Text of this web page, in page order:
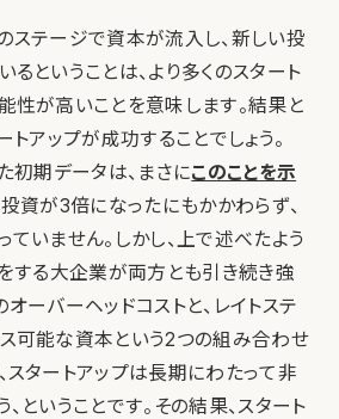
ステージで資本が流入し、新しい投
ということは、より多くのスタート
性が高いことを意味します。結果と
トアップが成功することでしょう。
初期データは、まさにこのことを示
投資が3倍になったにもかかわらず、
ていません。しかし、上で述べたよう
する大企業が両方とも引き続き強
ーバーヘッドコストと、レイトステ
可能な資本という2つの組み合わせ
スタートアップは長期にわたって非
ということです。その結果、スタート